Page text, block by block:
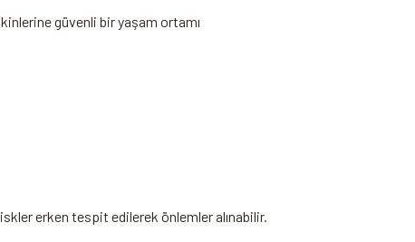
güvenli bir yaşam ortamı
erken⁢ tespit edilerek önlemler alınabilir.